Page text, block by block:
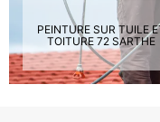
PEINTURE SUR TUILE
TOITURE 72 SARTHE